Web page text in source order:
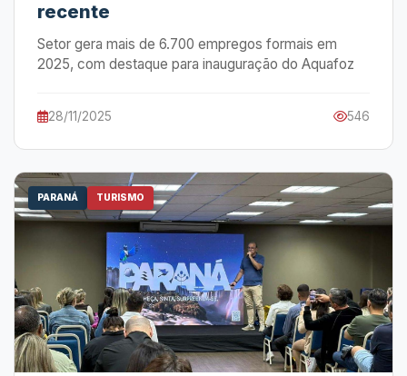
recente
Setor gera mais de 6.700 empregos formais em
2025, com destaque para inauguração do Aquafoz
28/11/2025 546
PARANÁ TURISMO